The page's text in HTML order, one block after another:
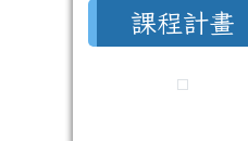
課程計畫